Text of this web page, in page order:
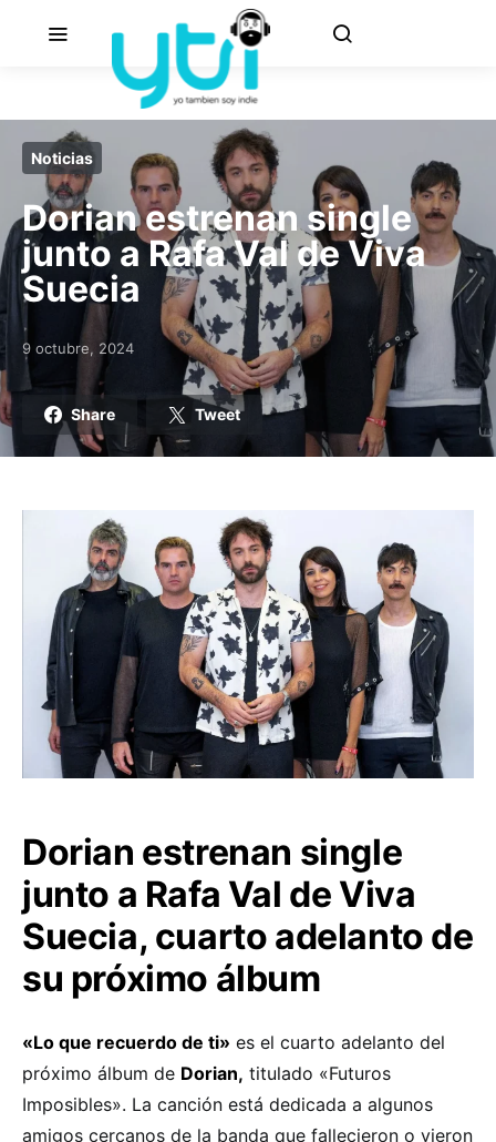
Noticias
Dorian estrenan single
junto a Rafa Val de Viva
Suecia
Posted on
9 octubre, 2024
Share Tweet
Dorian estrenan single
junto a Rafa Val de Viva
Suecia, cuarto adelanto de
su próximo álbum
«Lo que recuerdo de ti» es el cuarto adelanto del
próximo álbum de Dorian, titulado «Futuros
Imposibles». La canción está dedicada a algunos
amigos cercanos de la banda que fallecieron o vieron